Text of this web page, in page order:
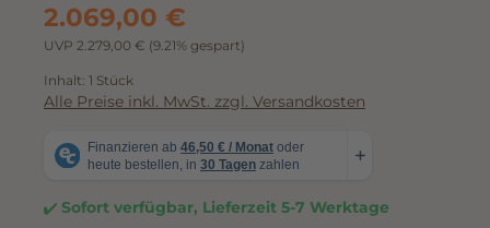
2.069,00 €
UVP 2.279,00 € (9.21% gespart)
Inhalt: 1 Stück
Alle Preise inkl. MwSt. zzgl. Versandkosten
Sofort verfügbar, Lieferzeit 5-7 Werktage